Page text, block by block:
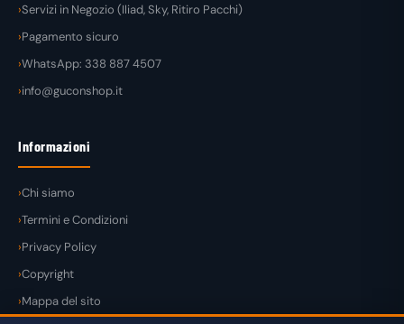
Servizi in Negozio (Iliad, Sky, Ritiro Pacchi)
Pagamento sicuro
WhatsApp: 338 887 4507
info@guconshop.it
Informazioni
Chi siamo
Termini e Condizioni
Privacy Policy
Copyright
Mappa del sito